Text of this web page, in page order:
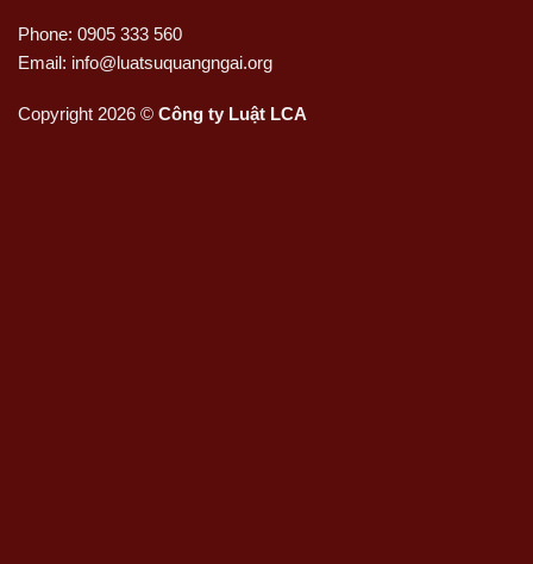
Phone: 0905 333 560
Email: info@luatsuquangngai.org
Copyright 2026 © Công ty Luật LCA